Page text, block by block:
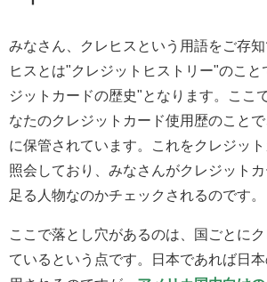
みなさん、クレヒスという用語をご存
ヒスとは"クレジットヒストリー"のこと
ジットカードの歴史"となります。ここ
なたのクレジットカード使用歴のこと
に保管されています。これをクレジッ
照会しており、みなさんがクレジット
足る人物なのかチェックされるのです。
ここで落とし穴があるのは、国ごとに
ているという点です。日本であれば日